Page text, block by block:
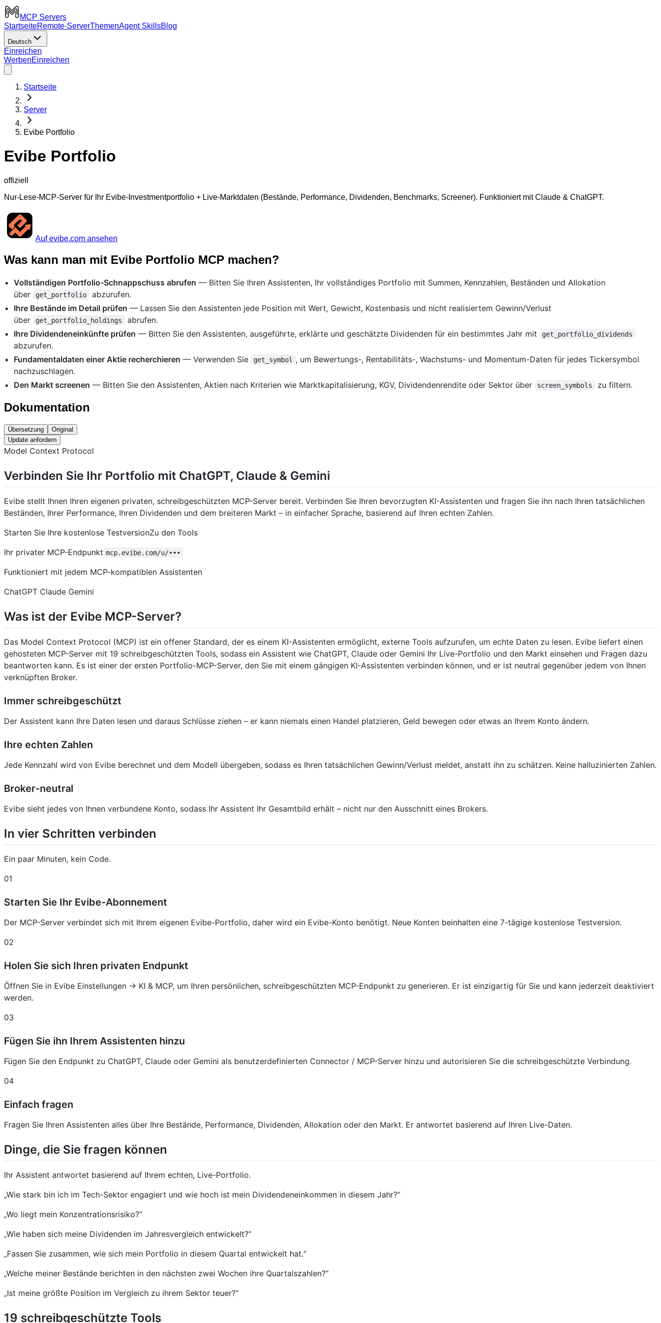
MCP Servers
StartseiteRemote-ServerThemenAgent SkillsBlog
Deutsch
Einreichen
WerbenEinreichen
Startseite
Server
Evibe Portfolio
Evibe Portfolio
offiziell
Nur-Lese-MCP-Server für Ihr Evibe-Investmentportfolio + Live-Marktdaten (Bestände, Performance, Dividenden, Benchmarks, Screener). Funktioniert mit Claude & ChatGPT.
Auf evibe.com ansehen
Was kann man mit Evibe Portfolio MCP machen?
Vollständigen Portfolio-Schnappschuss abrufen — Bitten Sie Ihren Assistenten, Ihr vollständiges Portfolio mit Summen, Kennzahlen, Beständen und Allokation
über
get_portfolio
abzurufen.
Ihre Bestände im Detail prüfen — Lassen Sie den Assistenten jede Position mit Wert, Gewicht, Kostenbasis und nicht realisiertem Gewinn/Verlust
über
get_portfolio_holdings
abrufen.
Ihre Dividendeneinkünfte prüfen — Bitten Sie den Assistenten, ausgeführte, erklärte und geschätzte Dividenden für ein bestimmtes Jahr mit get_portfolio_dividends
abzurufen.
Fundamentaldaten einer Aktie recherchieren — Verwenden Sie get_symbol
, um Bewertungs-, Rentabilitäts-, Wachstums- und Momentum-Daten für jedes Tickersymbol
nachzuschlagen.
Den Markt screenen — Bitten Sie den Assistenten, Aktien nach Kriterien wie Marktkapitalisierung, KGV, Dividendenrendite oder Sektor über screen_symbols zu filtern.
Dokumentation
Übersetzung
Original
Update anfordern
Model Context Protocol
Verbinden Sie Ihr Portfolio mit ChatGPT, Claude & Gemini
Evibe stellt Ihnen Ihren eigenen privaten, schreibgeschützten MCP-Server bereit. Verbinden Sie Ihren bevorzugten KI-Assistenten und fragen Sie ihn nach Ihren tatsächlichen
Beständen, Ihrer Performance, Ihren Dividenden und dem breiteren Markt – in einfacher Sprache, basierend auf Ihren echten Zahlen.
Starten Sie Ihre kostenlose TestversionZu den Tools
Ihr privater MCP-Endpunkt mcp.evibe.com/u/•••
Funktioniert mit jedem MCP-kompatiblen Assistenten
ChatGPT Claude Gemini
Was ist der Evibe MCP-Server?
Das Model Context Protocol (MCP) ist ein offener Standard, der es einem KI-Assistenten ermöglicht, externe Tools aufzurufen, um echte Daten zu lesen. Evibe liefert einen
gehosteten MCP-Server mit 19 schreibgeschützten Tools, sodass ein Assistent wie ChatGPT, Claude oder Gemini Ihr Live-Portfolio und den Markt einsehen und Fragen dazu
beantworten kann. Es ist einer der ersten Portfolio-MCP-Server, den Sie mit einem gängigen KI-Assistenten verbinden können, und er ist neutral gegenüber jedem von Ihnen
verknüpften Broker.
Immer schreibgeschützt
Der Assistent kann Ihre Daten lesen und daraus Schlüsse ziehen – er kann niemals einen Handel platzieren, Geld bewegen oder etwas an Ihrem Konto ändern.
Ihre echten Zahlen
Jede Kennzahl wird von Evibe berechnet und dem Modell übergeben, sodass es Ihren tatsächlichen Gewinn/Verlust meldet, anstatt ihn zu schätzen. Keine halluzinierten Zahlen.
Broker-neutral
Evibe sieht jedes von Ihnen verbundene Konto, sodass Ihr Assistent Ihr Gesamtbild erhält – nicht nur den Ausschnitt eines Brokers.
In vier Schritten verbinden
Ein paar Minuten, kein Code.
01
Starten Sie Ihr Evibe-Abonnement
Der MCP-Server verbindet sich mit Ihrem eigenen Evibe-Portfolio, daher wird ein Evibe-Konto benötigt. Neue Konten beinhalten eine 7-tägige kostenlose Testversion.
02
Holen Sie sich Ihren privaten Endpunkt
Öffnen Sie in Evibe Einstellungen → KI & MCP, um Ihren persönlichen, schreibgeschützten MCP-Endpunkt zu generieren. Er ist einzigartig für Sie und kann jederzeit deaktiviert
werden.
03
Fügen Sie ihn Ihrem Assistenten hinzu
Fügen Sie den Endpunkt zu ChatGPT, Claude oder Gemini als benutzerdefinierten Connector / MCP-Server hinzu und autorisieren Sie die schreibgeschützte Verbindung.
04
Einfach fragen
Fragen Sie Ihren Assistenten alles über Ihre Bestände, Performance, Dividenden, Allokation oder den Markt. Er antwortet basierend auf Ihren Live-Daten.
Dinge, die Sie fragen können
Ihr Assistent antwortet basierend auf Ihrem echten, Live-Portfolio.
„Wie stark bin ich im Tech-Sektor engagiert und wie hoch ist mein Dividendeneinkommen in diesem Jahr?“
„Wo liegt mein Konzentrationsrisiko?“
„Wie haben sich meine Dividenden im Jahresvergleich entwickelt?“
„Fassen Sie zusammen, wie sich mein Portfolio in diesem Quartal entwickelt hat.“
„Welche meiner Bestände berichten in den nächsten zwei Wochen ihre Quartalszahlen?“
„Ist meine größte Position im Vergleich zu ihrem Sektor teuer?“
19 schreibgeschützte Tools